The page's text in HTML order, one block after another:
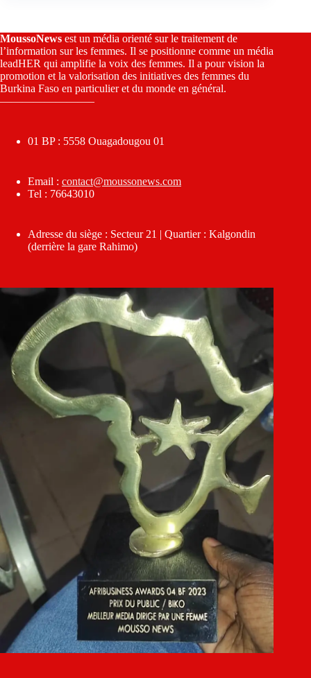
MoussoNews est un média orienté sur le traitement de
l’information sur les femmes. Il se positionne comme un média
leadHER qui amplifie la voix des femmes. Il a pour vision la
promotion et la valorisation des initiatives des femmes du
Burkina Faso en particulier et du monde en général.
————————–
01 BP : 5558 Ouagadougou 01
Email : contact@moussonews.com
Tel : 76643010
Adresse du siège : Secteur 21 | Quartier : Kalgondin
(derrière la gare Rahimo)